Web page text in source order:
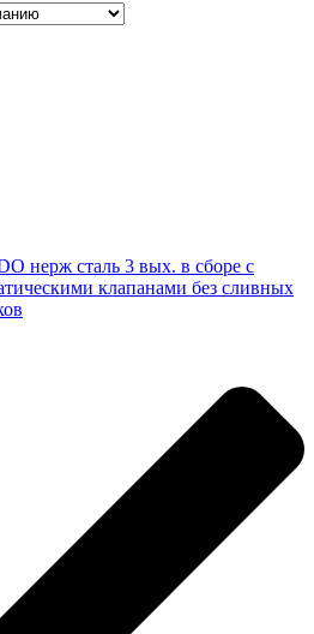
нерж сталь 3 вых. в сборе с
клапанами без сливных